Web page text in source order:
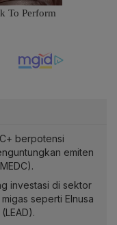
berpotensi
emiten
investasi di sektor
seperti Elnusa